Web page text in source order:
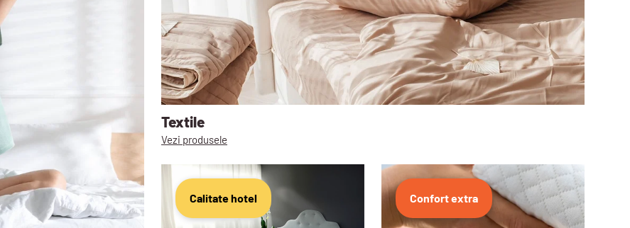
Textile
Vezi produsele
Calitate hotel Confort extra